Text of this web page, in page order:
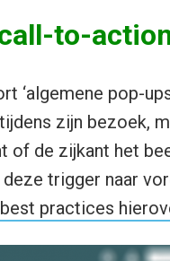
to-
‘algemene pop-
zijn bezoek,
of de zijkant het
trigger naar
practices